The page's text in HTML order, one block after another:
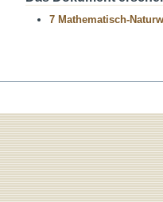
7 Mathematisch-